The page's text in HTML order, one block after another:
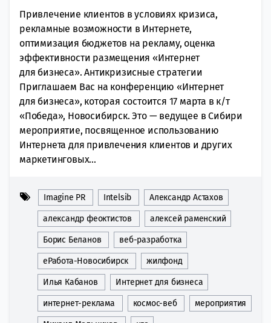
Привлечение клиентов в условиях кризиса,
рекламные возможности в Интернете,
оптимизация бюджетов на рекламу, оценка
эффективности размещения «Интернет
для бизнеса». Антикризисные стратегии
Приглашаем Вас на конференцию «Интернет
для бизнеса», которая состоится 17 марта в к/т
«Победа», Новосибирск. Это — ведущее в Сибири
мероприятие, посвященное использованию
Интернета для привлечения клиентов и других
маркетинговых...
Imagine PR Intelsib Александр Астахов
александр феоктистов алексей раменский
Борис Беланов веб-разработка
еРабота-Новосибирск жилфонд
Илья Кабанов Интернет для бизнеса
интернет-реклама космос-веб мероприятия